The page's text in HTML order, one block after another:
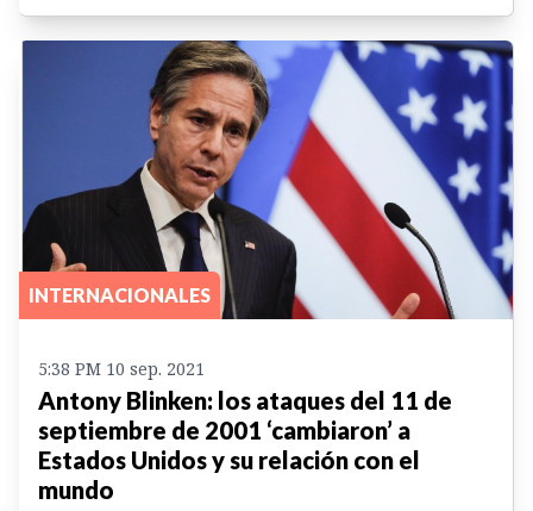
INTERNACIONALES
5:38 PM 10 sep. 2021
Antony Blinken: los ataques del 11 de
septiembre de 2001 ‘cambiaron’ a
Estados Unidos y su relación con el
mundo